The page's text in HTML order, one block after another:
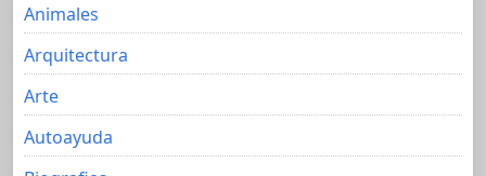
Animales
Arquitectura
Arte
Autoayuda